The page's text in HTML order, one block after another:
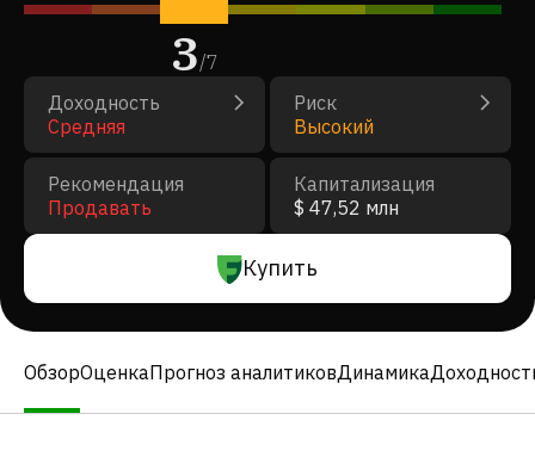
3/7
Доходность
Средняя
Риск
Высокий
Рекомендация
Продавать
Капитализация
$ 47,52 млн
Купить
ОбзорОценкаПрогноз аналитиковДинамика